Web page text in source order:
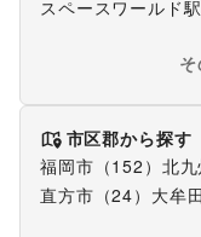
スペースワールド駅
市区郡から探す
福岡市 （152 ） 北
直方市 （24） 大牟